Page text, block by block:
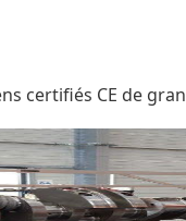
certifiés CE de